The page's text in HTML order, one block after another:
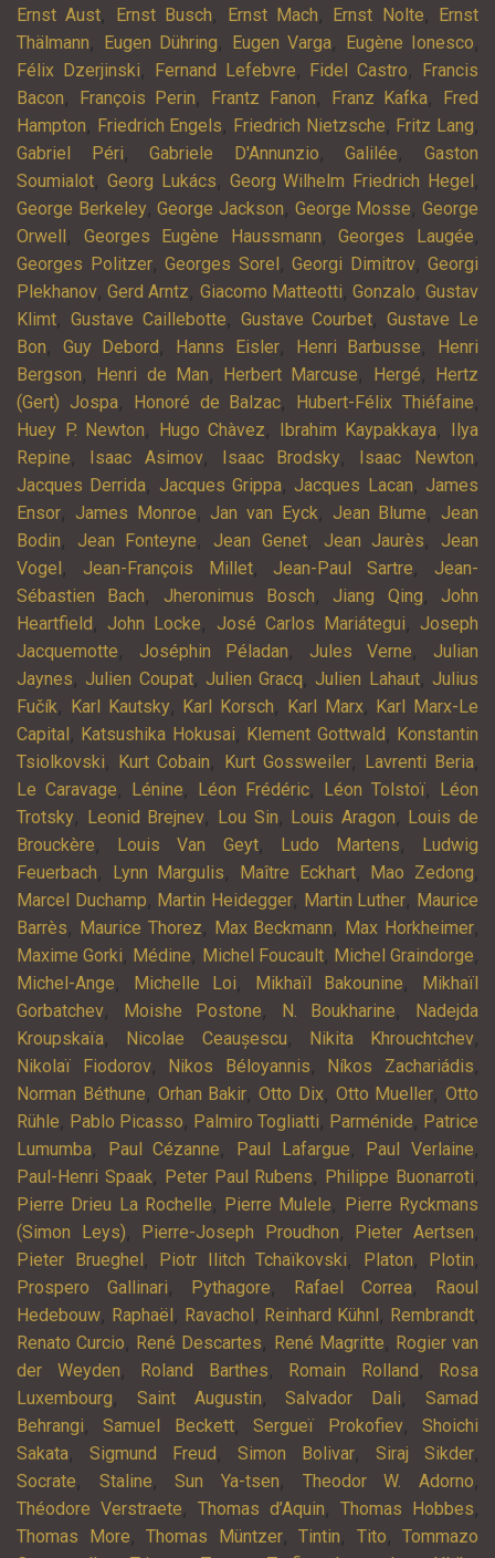
Ernst Aust, Ernst Busch, Ernst Mach, Ernst Nolte,
Ernst
Thälmann, Eugen Dühring, Eugen Varga, Eugène Ionesco,
Félix Dzerjinski, Fernand Lefebvre, Fidel Castro,
Francis
Bacon, François Perin, Frantz Fanon, Franz Kafka,
Fred
Hampton, Friedrich Engels, Friedrich Nietzsche, Fritz Lang,
Gabriel Péri,Gabriele D'Annunzio,Galilée,Gaston
Soumialot, Georg Lukács, Georg Wilhelm Friedrich Hegel ,
George Berkeley,George Jackson, George Mosse,George
Orwell , Georges Eugène Haussmann,Georges Laugée,
Georges Politzer, Georges Sorel , Georgi Dimitrov, Georgi
Plekhanov,Gerd Arntz, Giacomo Matteotti, Gonzalo,Gustav
Klimt, Gustave Caillebotte, Gustave Courbet,Gustave Le
Bon, Guy Debord , Hanns Eisler, Henri Barbusse,
Henri
Bergson, Henri de Man, Herbert Marcuse, Hergé,
Hertz
(Gert) Jospa, Honoré de Balzac, Hubert-Félix Thiéfaine,
Huey P. Newton, Hugo Chàvez, Ibrahim Kaypakkaya,
Ilya
Repine, Isaac Asimov, Isaac Brodsky, Isaac Newton,
Jacques Derrida, Jacques Grippa, Jacques Lacan, James
Ensor, James Monroe, Jan van Eyck, Jean Blume, Jean
Bodin, Jean Fonteyne, Jean Genet, Jean Jaurès, Jean
Vogel , Jean-François Millet, Jean-Paul Sartre, Jean-
Sébastien Bach, Jheronimus Bosch, Jiang Qing, John
Heartfield , John Locke, José Carlos Mariátegui, Joseph
Jacquemotte, Joséphin Péladan, Jules Verne, Julian
Jaynes, Julien Coupat, Julien Gracq, Julien Lahaut, Julius
Fučík, Karl Kautsky, Karl Korsch, Karl Marx, Karl Marx-Le
Capital , Katsushika Hokusai, Klement Gottwald , Konstantin
Tsiolkovski, Kurt Cobain, Kurt Gossweiler, Lavrenti Beria,
Le Caravage, Lénine, Léon Frédéric, Léon Tolstoï,
Léon
Trotsky, Leonid Brejnev, Lou Sin, Louis Aragon, Louis de
Brouckère, Louis Van Geyt, Ludo Martens,
Ludwig
Feuerbach, Lynn Margulis, Maître Eckhart, Mao Zedong,
Marcel Duchamp, Martin Heidegger, Martin Luther, Maurice
Barrès, Maurice Thorez, Max Beckmann, Max Horkheimer,
Maxime Gorki, Médine, Michel Foucault, Michel Graindorge,
Michel-Ange, Michelle Loi, Mikhaïl Bakounine,
Mikhaïl
Gorbatchev, Moishe Postone, N. Boukharine,
Nadejda
Kroupskaïa, Nicolae Ceaușescu, Nikita Khrouchtchev,
Nikolaï Fiodorov, Nikos Béloyannis, Níkos Zachariádis,
Norman Béthune, Orhan Bakir, Otto Dix, Otto Mueller, Otto
Rühle, Pablo Picasso, Palmiro Togliatti, Parménide, Patrice
Lumumba, Paul Cézanne, Paul Lafargue, Paul Verlaine,
Paul-Henri Spaak, Peter Paul Rubens, Philippe Buonarroti,
Pierre Drieu La Rochelle, Pierre Mulele,
Pierre Ryckmans
(Simon Leys), Pierre-Joseph Proudhon, Pieter Aertsen,
Pieter Brueghel , Piotr Ilitch Tchaïkovski, Platon, Plotin,
Prospero Gallinari, Pythagore, Rafael Correa,
Raoul
Hedebouw, Raphaël , Ravachol , Reinhard Kühnl , Rembrandt,
Renato Curcio, René Descartes, René Magritte, Rogier van
der Weyden, Roland Barthes, Romain Rolland ,
Rosa
Luxembourg, Saint Augustin,Salvador Dali,Samad
Behrangi,Samuel Beckett,Sergueï Prokofiev,Shoichi
Sakata, Sigmund Freud , Simon Bolivar, Siraj Sikder,
Socrate, Staline,Sun Ya-tsen, Theodor W. Adorno,
Théodore Verstraete, Thomas d’Aquin, Thomas Hobbes,
Thomas More, Thomas Müntzer, Tintin, Tito, Tommazo